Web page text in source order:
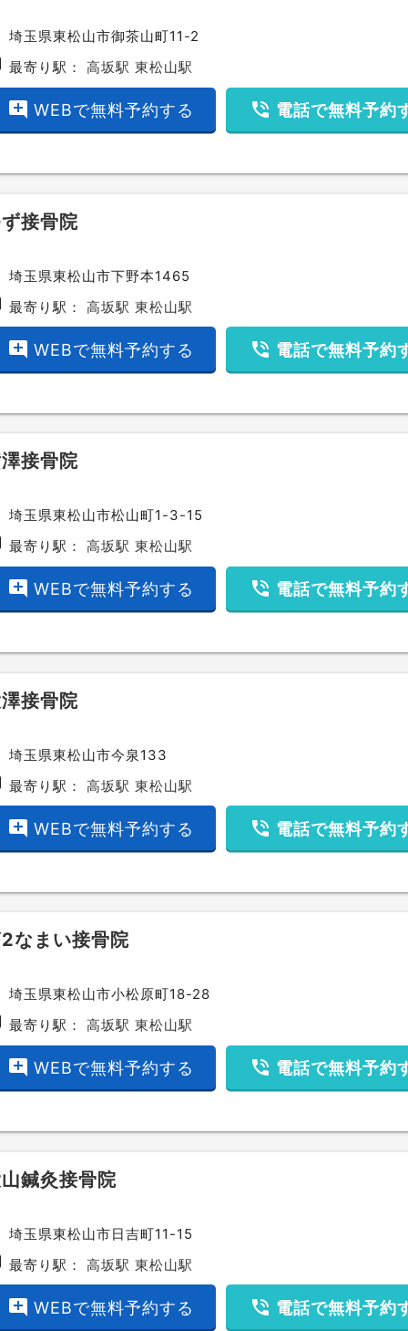
埼玉県東松山市御茶山町11-2
最寄り駅：高坂駅 東松山駅
add_comment WEBで無料予約する phone_in_talk 電話で無料予約
接骨院
埼玉県東松山市下野本1465
最寄り駅：高坂駅 東松山駅
add_comment WEBで無料予約する phone_in_talk 電話で無料予約
接骨院
埼玉県東松山市松山町1-3-15
最寄り駅：高坂駅 東松山駅
add_comment WEBで無料予約する phone_in_talk 電話で無料予約
接骨院
埼玉県東松山市今泉133
最寄り駅：高坂駅 東松山駅
add_comment WEBで無料予約する phone_in_talk 電話で無料予約
なまい接骨院
埼玉県東松山市小松原町18-28
最寄り駅：高坂駅 東松山駅
add_comment WEBで無料予約する phone_in_talk 電話で無料予約
鍼灸接骨院
埼玉県東松山市日吉町11-15
最寄り駅：高坂駅 東松山駅
add_comment WEBで無料予約する phone_in_talk 電話で無料予約